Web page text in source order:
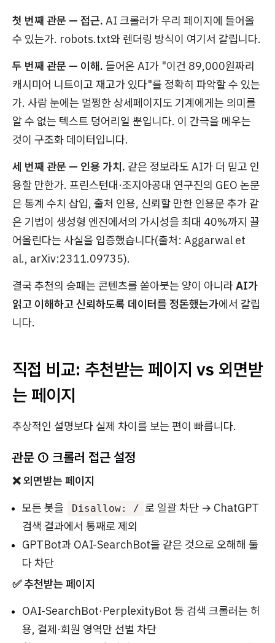
첫 번째 관문 — 접근. AI 크롤러가 우리 페이지에 들어올
수 있는가. robots.txt와 렌더링 방식이 여기서 갈립니다.
두 번째 관문 — 이해. 들어온 AI가 "이건 89,000원짜리
캐시미어 니트이고 재고가 있다"를 정확히 파악할 수 있는
가. 사람 눈에는 멀쩡한 상세페이지도 기계에게는 의미를
알 수 없는 텍스트 덩어리일 뿐입니다. 이 간극을 메우는
것이 구조화 데이터입니다.
세 번째 관문 — 인용 가치. 같은 정보라도 AI가 더 믿고 인
용할 만한가. 프린스턴대·조지아공대 연구진의 GEO 논문
은 통계 수치 삽입, 출처 인용, 신뢰할 만한 인용문 추가 같
은 기법이 생성형 엔진에서의 가시성을 최대 40%까지 끌
어올린다는 사실을 입증했습니다(출처: Aggarwal et
al., arXiv:2311.09735).
결국 추천의 승패는 콘텐츠를 쏟아붓는 양이 아니라AI가
읽고 이해하고 신뢰하도록 데이터를 정돈했는가에서 갈립
니다.
직접 비교: 추천받는 페이지 vs 외면받
는 페이지
추상적인 설명보다 실제 차이를 보는 편이 빠릅니다.
관문 ① 크롤러 접근 설정
❌ 외면받는 페이지
모든 봇을
Disallow: / 로 일괄 차단 → ChatGPT
검색 결과에서 통째로 제외
GPTBot과 OAI-SearchBot을 같은 것으로 오해해 둘
다 차단
✅ 추천받는 페이지
OAI-SearchBot·PerplexityBot 등 검색 크롤러는 허
용, 결제·회원 영역만 선별 차단